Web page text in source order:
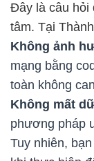
Đây là câu hỏi
tâm. Tại
Không ảnh
mạng bằng
toàn không
Không mất
phương pháp
Tuy nhiên,